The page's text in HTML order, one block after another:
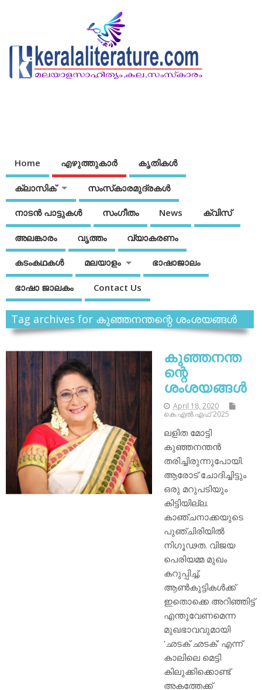
Home എഴുത്തുകാര്‍ കൃതികൾ
ക്ലാസിക് സംസ്‌കാരമുദ്രകള്‍
നാടന്‍ പാട്ടുകള്‍ സംഗീതം News ക്വിസ്
അലങ്കാരം വൃത്തം വ്യാകരണം
കടംകഥകള്‍ മലയാളം ഭാഷാജാലം
ഭാഷാ ജാലകം Contact Us
Tag archives for കുഞ്ഞനന്തന്റെ ശംശയങ്ങള്‍
കുഞ്ഞനന്ത
ന്റെ
ശംശയങ്ങള്‍
April 18, 2020
കെ.എല്‍.എഫ് 2025
ലളിത മോട്ടി
കുഞ്ഞനന്തന്‍
തരിച്ചിരുന്നുപോയി.
ആരോട് ചോദിച്ചിട്ടും
ഒരു മറുപടിയും
കിട്ടിയില്ല.
കാഞ്ചനാക്കയുടെ
പുഞ്ചിരിയില്‍
നിഗൂഢത. വിജയ
പെരിയമ്മ മുഖം
കറുപ്പിച്ച്,
ആണ്‍കുട്ടികള്‍ക്ക്
ഇതൊക്കെ അറിഞ്ഞിട്ട്
എന്തുവേണമെന്ന
മുഖഭാവവുമായി
'ഛടക് ഛടക്' എന്ന്
കാലിലെ മെട്ടി
കിലുക്കിക്കൊണ്ട്
അകത്തേക്ക്